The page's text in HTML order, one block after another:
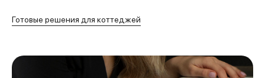
Готовые решения для коттеджей